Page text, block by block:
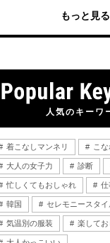
もっと見る
人気のキーワ
着こなしマンネリ こ
大人の女子力 診断
忙しくてもおしゃれ 仕
韓国 セレモニースタイ
気温別の服装 楽して